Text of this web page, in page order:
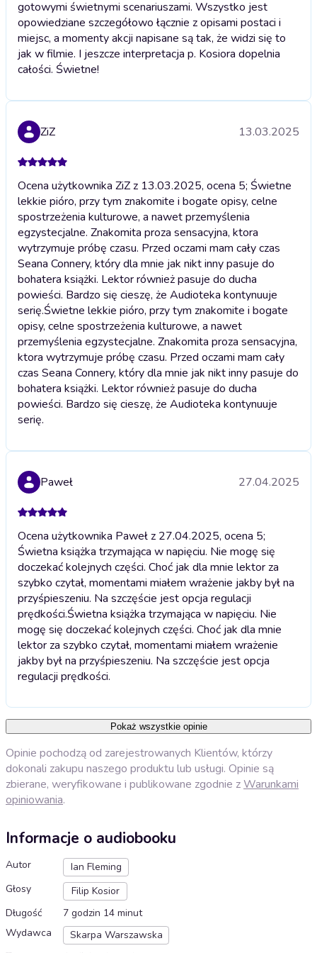
gotowymi świetnymi scenariuszami. Wszystko jest
opowiedziane szczegółowo łącznie z opisami postaci i
miejsc, a momenty akcji napisane są tak, że widzi się to
jak w filmie. I jeszcze interpretacja p. Kosiora dopelnia
całości. Świetne!
ZiZ 13.03.2025
Ocena użytkownika ZiZ z 13.03.2025, ocena 5; Świetne
lekkie pióro, przy tym znakomite i bogate opisy, celne
spostrzeżenia kulturowe, a nawet przemyślenia
egzystecjalne. Znakomita proza sensacyjna, ktora
wytrzymuje próbę czasu. Przed oczami mam cały czas
Seana Connery, który dla mnie jak nikt inny pasuje do
bohatera książki. Lektor również pasuje do ducha
powieści. Bardzo się cieszę, że Audioteka kontynuuje
serię.Świetne lekkie pióro, przy tym znakomite i bogate
opisy, celne spostrzeżenia kulturowe, a nawet
przemyślenia egzystecjalne. Znakomita proza sensacyjna,
ktora wytrzymuje próbę czasu. Przed oczami mam cały
czas Seana Connery, który dla mnie jak nikt inny pasuje do
bohatera książki. Lektor również pasuje do ducha
powieści. Bardzo się cieszę, że Audioteka kontynuuje
serię.
Paweł 27.04.2025
Ocena użytkownika Paweł z 27.04.2025, ocena 5;
Świetna książka trzymająca w napięciu. Nie mogę się
doczekać kolejnych części. Choć jak dla mnie lektor za
szybko czytał, momentami miałem wrażenie jakby był na
przyśpieszeniu. Na szczęście jest opcja regulacji
prędkości.Świetna książka trzymająca w napięciu. Nie
mogę się doczekać kolejnych części. Choć jak dla mnie
lektor za szybko czytał, momentami miałem wrażenie
jakby był na przyśpieszeniu. Na szczęście jest opcja
regulacji prędkości.
Pokaż wszystkie opinie
Opinie pochodzą od zarejestrowanych Klientów, którzy
dokonali zakupu naszego produktu lub usługi. Opinie są
zbierane, weryfikowane i publikowane zgodnie zWarunkami
opiniowania.
Informacje o audiobooku
Autor
Ian Fleming
Głosy
Filip Kosior
Długość
7 godzin 14 minut
Wydawca
Skarpa Warszawska